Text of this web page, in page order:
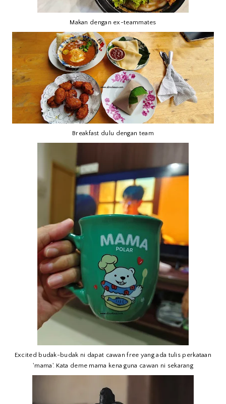
Makan dengan ex-teammates
Breakfast dulu dengan team
Excited budak-budak ni dapat cawan free yang ada tulis perkataan
'mama'. Kata deme mama kena guna cawan ni sekarang